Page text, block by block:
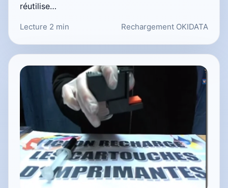
réutilise…
Lecture 2 min Rechargement OKIDATA